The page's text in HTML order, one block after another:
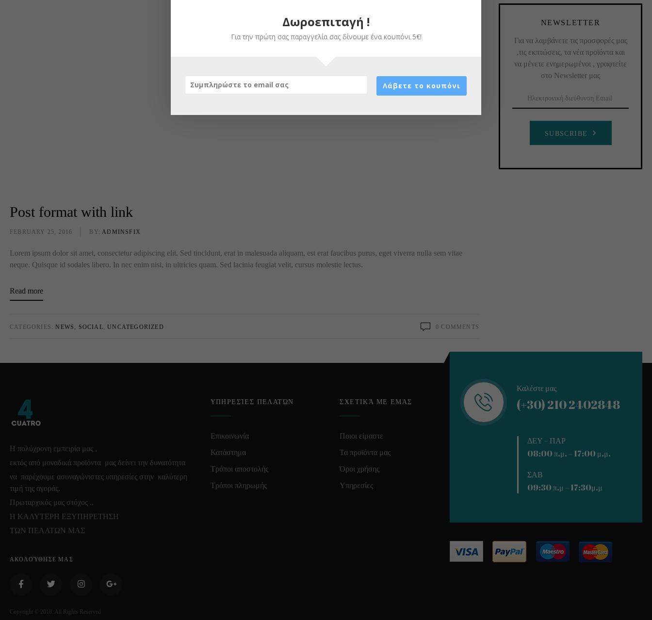
Post format with link
FEBRUARY 25, 2016 BY: ADMINSFIX
Lorem ipsum dolor sit amet, consectetur adipiscing elit. Sed tincidunt, erat in malesuada aliquam, est erat faucibus purus, eget viverra nulla sem vitae
neque. Quisque id sodales libero. In nec enim nisi, in ultricies quam. Sed lacinia feugiat velit, cursus molestie lectus.
Read more
CATEGORIES:NEWS , SOCIAL,UNCATEGORIZED 0 COMMENTS
NEWSLETTER
Για να λαμβάνετε τις προσφορές μας
,τις εκπτώσεις, τα νέα προϊόντα και
να μένετε ενημερωμένοι , γραφτείτε
στο Newsletter μας
SUBSCRIBE
Η πολύχρονη εμπειρία μας ,
εκτός από μοναδικά προϊόντα μας δείνει την δυνατότητα
να παρέχουμε ασυναγώνιστες υπηρεσίες στην καλύτερη
τιμή της αγοράς.
Πρωταρχικός μας στόχος ..
Η ΚΑΛΥΤΕΡΗ ΕΞΥΠΗΡΕΤΗΣΗ
ΤΩΝ ΠΕΛΑΤΩΝ ΜΑΣ
ΑΚΟΛΟΎΘΗΣΕ ΜΑΣ
ΥΠΗΡΕΣΊΕΣ ΠΕΛΑΤΏΝ
Επικοινωνία
Κατάστημα
Τρόποι αποστολής
Τρόποι πληρωμής
ΣΧΕΤΙΚΆ ΜΕ ΕΜΆΣ
Ποιοι είμαστε
Τα προϊόντα μας
Όροι χρήσης
Υπηρεσίες
Καλέστε μας
(+30) 210 2402848
ΔΕΥ – ΠΑΡ
08:00 π.μ. – 17:00 μ.μ.
ΣΑΒ
09:30 π.μ – 17:30μ.μ
Copyright © 2018. All Rights Reserved
Δωροεπιταγή !
Για την πρώτη σας παραγγελία σας δίνουμε ένα κουπόνι 5€!
Λάβετε το κουπόνι